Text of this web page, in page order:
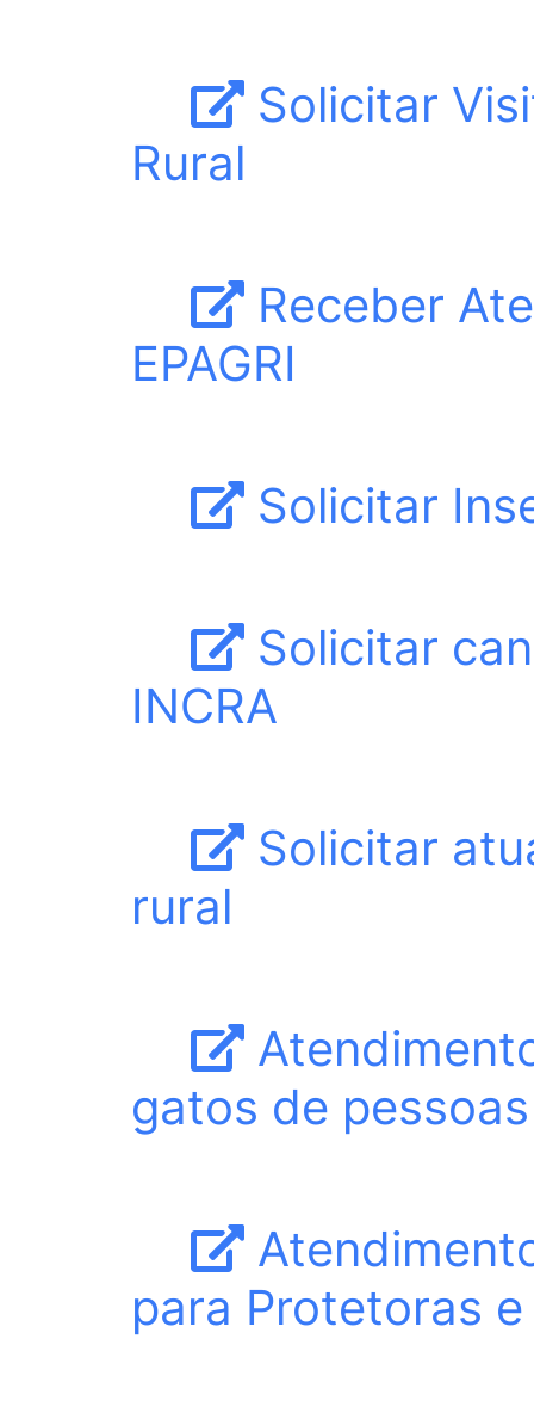
Solicitar
Rural
Receber
EPAGRI
Solicitar
Solicitar
INCRA
Solicitar
rural
gatos de
para Protetoras e